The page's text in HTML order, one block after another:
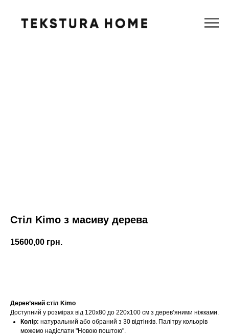
Стіл Kimo з масиву дерева
15600,00 грн.
Дерев’яний стіл Kimo
Доступний у розмірах від 120х80 до 220х100 см з дерев’яними ніжками.
Колір: натуральний або обраний з 30 відтінків. Палітру кольорів
можемо надіслати "Новою поштою".